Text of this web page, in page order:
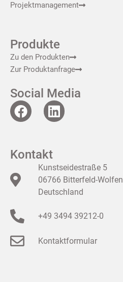
Projektmanagement
Produkte
Zu den Produkten
Zur Produktanfrage
Social Media
Kontakt
Kunstseidestraße 5
06766 Bitterfeld-Wolfen
Deutschland
+49 3494 39212-0
Kontaktformular